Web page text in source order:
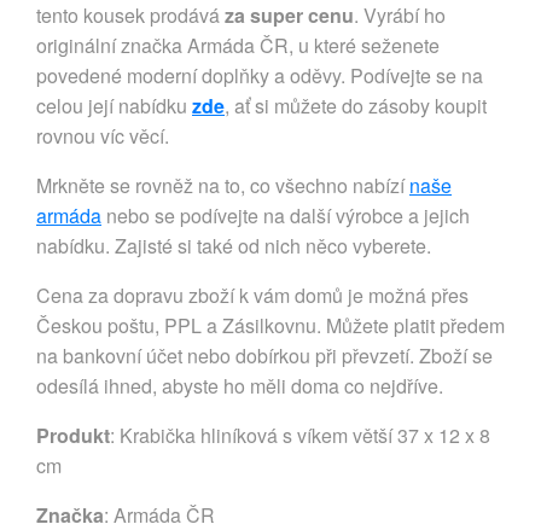
tento kousek prodáváza super cenu. Vyrábí ho
originální značka Armáda ČR, u které seženete
povedené moderní doplňky a oděvy. Podívejte se na
celou její nabídku zde, ať si můžete do zásoby koupit
rovnou víc věcí.
Mrkněte se rovněž na to, co všechno nabízínaše
armáda nebo se podívejte na další výrobce a jejich
nabídku. Zajisté si také od nich něco vyberete.
Cena za dopravu zboží k vám domů je možná přes
Českou poštu, PPL a Zásilkovnu. Můžete platit předem
na bankovní účet nebo dobírkou při převzetí. Zboží se
odesílá ihned, abyste ho měli doma co nejdříve.
Produkt: Krabička hliníková s víkem větší 37 x 12 x 8
cm
Značka: Armáda ČR